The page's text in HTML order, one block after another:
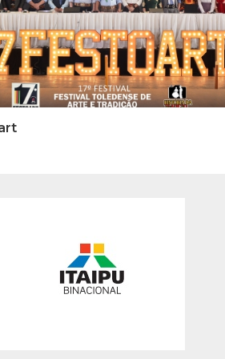
INFORMATIVOS
EDITAL 3/2026 –
INSCRIÇÕES 1ª ETAPA
CLASSIFICATÓRIA DO 35°
FEPART